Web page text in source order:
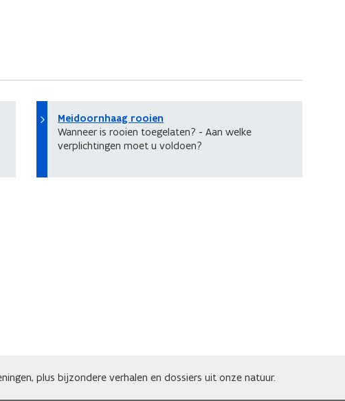
Meidoornhaag rooien
Wanneer is rooien toegelaten? - Aan welke
verplichtingen moet u voldoen?
plus bijzondere verhalen en dossiers uit onze natuur.